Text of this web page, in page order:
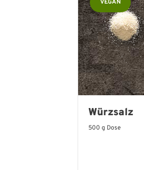
VEGAN
Würzsalz
500 g Dose